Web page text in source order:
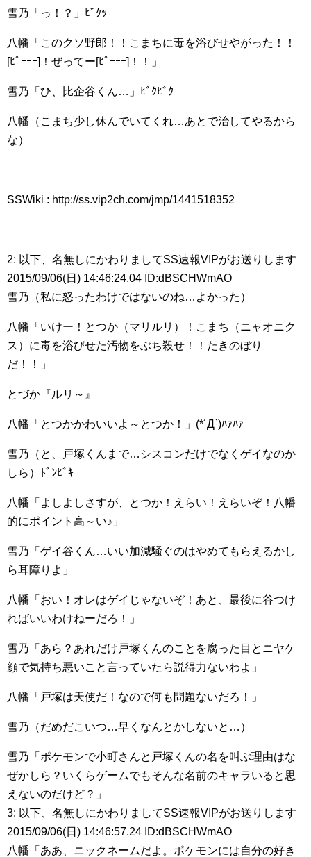
雪乃「っ！？」ﾋﾞｸｯ
八幡「このクソ野郎！！こまちに毒を浴びせやがった！！
[ﾋﾟｰｰｰ]！ぜってー[ﾋﾟｰｰｰ]！！」
雪乃「ひ、比企谷くん…」ﾋﾞｸﾋﾞｸ
八幡（こまち少し休んでいてくれ…あとで治してやるから
な）
SSWiki : http://ss.vip2ch.com/jmp/1441518352
2: 以下、名無しにかわりましてSS速報VIPがお送りします
2015/09/06(日) 14:46:24.04 ID:dBSCHWmAO
雪乃（私に怒ったわけではないのね…よかった）
八幡「いけー！とつか（マリルリ）！こまち（ニャオニク
ス）に毒を浴びせた汚物をぶち殺せ！！たきのぼり
だ！！」
とづか『ルリ～』
八幡「とつかかわいいよ～とつか！」(*´Д`)ﾊｧﾊｧ
雪乃（と、戸塚くんまで…シスコンだけでなくゲイなのか
しら）ﾄﾞﾝﾋﾞｷ
八幡「よしよしさすが、とつか！えらい！えらいぞ！八幡
的にポイント高～い♪」
雪乃「ゲイ谷くん…いい加減騒ぐのはやめてもらえるかし
ら耳障りよ」
八幡「おい！オレはゲイじゃないぞ！あと、最後に谷つけ
ればいいわけねーだろ！」
雪乃「あら？あれだけ戸塚くんのことを腐った目とニヤケ
顔で気持ち悪いこと言っていたら説得力ないわよ」
八幡「戸塚は天使だ！なので何も問題ないだろ！」
雪乃（だめだこいつ…早くなんとかしないと…）
雪乃「ポケモンで小町さんと戸塚くんの名を叫ぶ理由はな
ぜかしら？いくらゲームでもそんな名前のキャラいると思
えないのだけど？」
3: 以下、名無しにかわりましてSS速報VIPがお送りします
2015/09/06(日) 14:46:57.24 ID:dBSCHWmAO
八幡「ああ、ニックネームだよ。ポケモンには自分の好き